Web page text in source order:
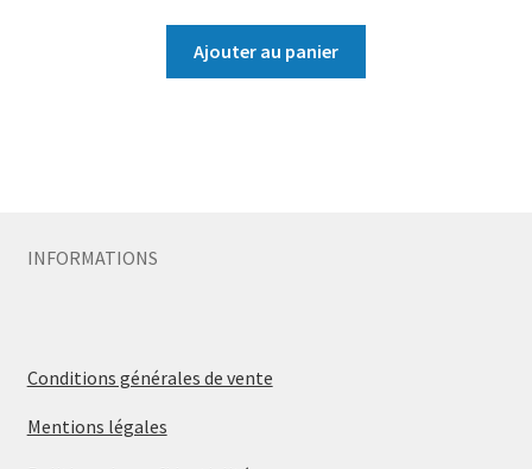
Ajouter au panier
INFORMATIONS
Conditions générales de vente
Mentions légales